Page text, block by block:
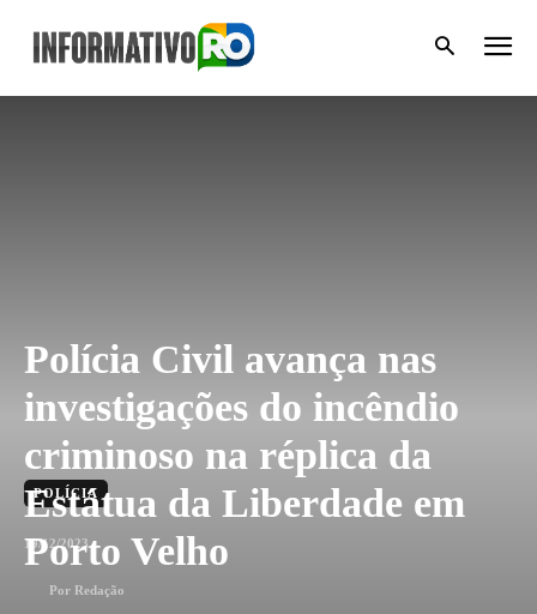
Polícia Civil avança nas
investigações do incêndio
criminoso na réplica da
Estátua da Liberdade em
Porto Velho
POLÍCIA
19/12/2023
Por Redação